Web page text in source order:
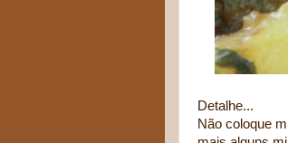
Detalhe...
Não coloque